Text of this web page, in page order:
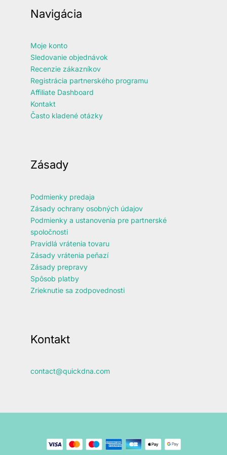
Navigácia
Moje konto
Sledovanie objednávok
Recenzie zákazníkov
Registrácia partnerského programu
Affiliate Dashboard
Kontakt
Často kladené otázky
Zásady
Podmienky predaja
Zásady ochrany osobných údajov
Podmienky a ustanovenia pre partnerské
spoločnosti
Pravidlá vrátenia tovaru
Zásady vrátenia peňazí
Zásady prepravy
Spôsob platby
Zrieknutie sa zodpovednosti
Kontakt
contact@quickdna.com